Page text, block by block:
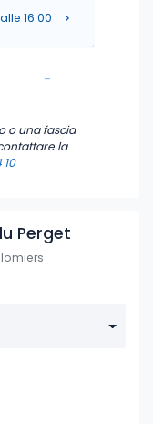
-
16:00
o una fascia
la
10
Perget